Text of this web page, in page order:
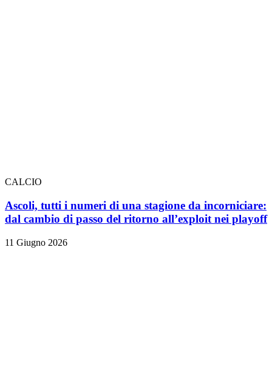
CALCIO
Ascoli, tutti i numeri di una stagione da incorniciare:
dal cambio di passo del ritorno all’exploit nei playoff
11 Giugno 2026